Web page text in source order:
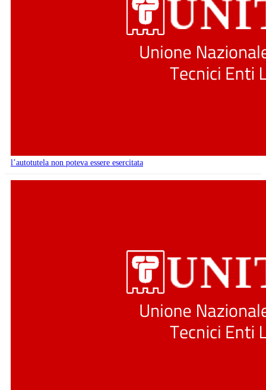
l’autotutela non poteva essere esercitata